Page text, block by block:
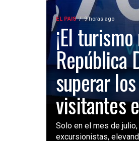
EL PAIS 9 horas ago
¡El
República
superar
visitantes
Solo en el mes de
excursionistas,